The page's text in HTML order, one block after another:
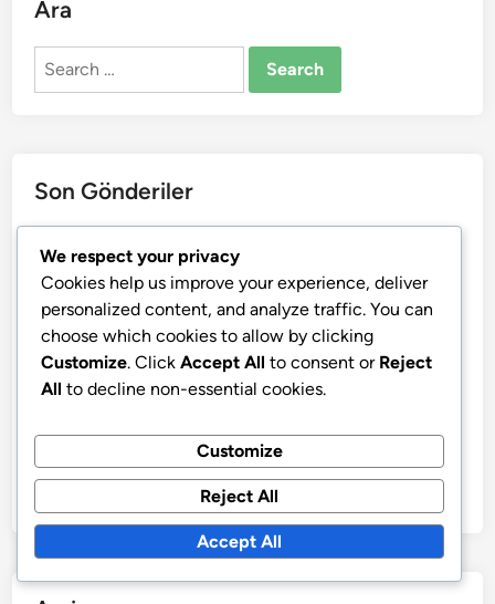
Ara
Search
Son Gönderiler
Zerdeçal: Solunum ilaçları, Öksürük şurupları ve
Inhalanlar
Zerdeçal: Altın Süt Tarifi, Tuzlu Yemekler, Baharat
Karışımları
Zerdeçal: Deniz ürünleri tarifleri, Tavuk yemekleri ve
Zerdeçal: Kardiyovasküler destek, Metabolik sağlık,
Cilt yenileme
We respect your privacy
Cookies help us improve your experience, deliver
personalized content, and analyze traffic. You can
choose which cookies to allow by clicking
Customize. Click Accept All to consent or Reject
All to decline non-essential cookies.
Customize
Reject All
Accept All